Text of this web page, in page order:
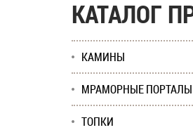
КАТАЛОГ
КАМИНЫ
МРАМОРНЫЕ ПОРТАЛЫ
ТОПКИ